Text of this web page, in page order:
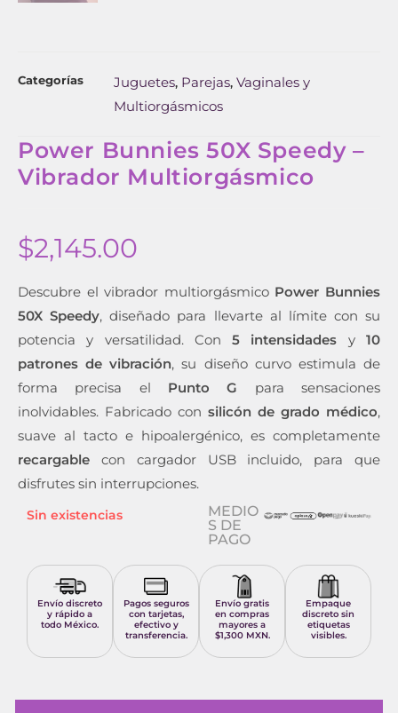
Categorías Juguetes, Parejas, Vaginales y
Multiorgásmicos
Power Bunnies 50X Speedy –
Vibrador Multiorgásmico
$2,145.00
Descubre el vibrador multiorgásmico Power Bunnies
50X Speedy, diseñado para llevarte al límite con su
potencia y versatilidad. Con5 intensidades y10
patrones de vibración, su diseño curvo estimula de
forma precisa el Punto G para sensaciones
inolvidables. Fabricado con silicón de grado médico,
suave al tacto e hipoalergénico, es completamente
recargable con cargador USB incluido, para que
disfrutes sin interrupciones.
Sin existencias
MEDIO
S DE
PAGO
Envío discreto
y rápido a
todo México.
Pagos seguros
con tarjetas,
efectivo y
transferencia.
Envío gratis
en compras
mayores a
$1,300 MXN.
Empaque
discreto sin
etiquetas
visibles.